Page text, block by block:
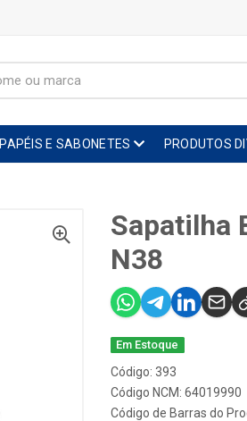
PAPÉIS E SABONETES PRODUTOS
Sapatilha
N38
Em Estoque
Código: 393
Código NCM: 64019990
Código de Barras do